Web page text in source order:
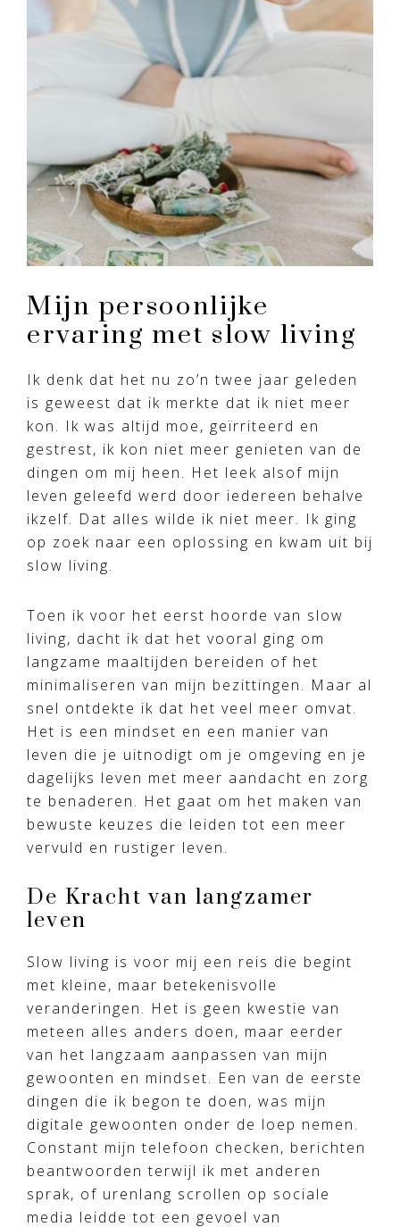
Mijn persoonlijke
ervaring met slow living
Ik denk dat het nu zo’n twee jaar geleden
is geweest dat ik merkte dat ik niet meer
kon. Ik was altijd moe, geïrriteerd en
gestrest, ik kon niet meer genieten van de
dingen om mij heen. Het leek alsof mijn
leven geleefd werd door iedereen behalve
ikzelf. Dat alles wilde ik niet meer. Ik ging
op zoek naar een oplossing en kwam uit bij
slow living.
Toen ik voor het eerst hoorde van slow
living, dacht ik dat het vooral ging om
langzame maaltijden bereiden of het
minimaliseren van mijn bezittingen. Maar al
snel ontdekte ik dat het veel meer omvat.
Het is een mindset en een manier van
leven die je uitnodigt om je omgeving en je
dagelijks leven met meer aandacht en zorg
te benaderen. Het gaat om het maken van
bewuste keuzes die leiden tot een meer
vervuld en rustiger leven.
De Kracht van langzamer
leven
Slow living is voor mij een reis die begint
met kleine, maar betekenisvolle
veranderingen. Het is geen kwestie van
meteen alles anders doen, maar eerder
van het langzaam aanpassen van mijn
gewoonten en mindset. Een van de eerste
dingen die ik begon te doen, was mijn
digitale gewoonten onder de loep nemen.
Constant mijn telefoon checken, berichten
beantwoorden terwijl ik met anderen
sprak, of urenlang scrollen op sociale
media leidde tot een gevoel van